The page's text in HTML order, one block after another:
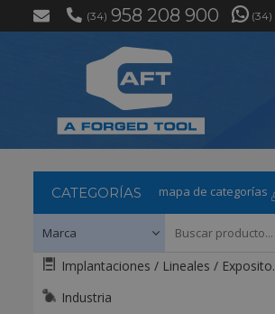
(34) 958 208 900 (34)
CATEGORÍAS mapa de categorías
Implantaciones / Lineales / Expositores / Mostradores
Industria